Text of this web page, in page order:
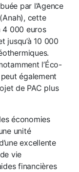
par l’Agence
cette
4 000 euros
jusqu’à 10 000
l’Éco-
également
de PAC plus
économies
unité
excellente
vie
financières